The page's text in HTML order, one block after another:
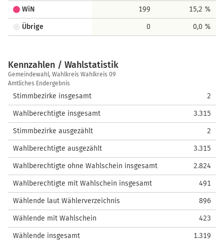
WiN 199 15,2 %
Übrige 0 0,0 %
Kennzahlen / Wahlstatistik
Kennzahlen
/
Wahlstatistik
Gemeindewahl, Wahlkreis Wahlkreis 09
Amtliches Endergebnis
Stimmbezirke insgesamt 2
Wahlberechtigte insgesamt 3.315
Stimmbezirke ausgezählt 2
Wahlberechtigte ausgezählt 3.315
Wahlberechtigte ohne Wahlschein insgesamt 2.824
Wahlberechtigte mit Wahlschein insgesamt 491
Wählende laut Wählerverzeichnis 896
Wählende mit Wahlschein 423
Wählende insgesamt 1.319